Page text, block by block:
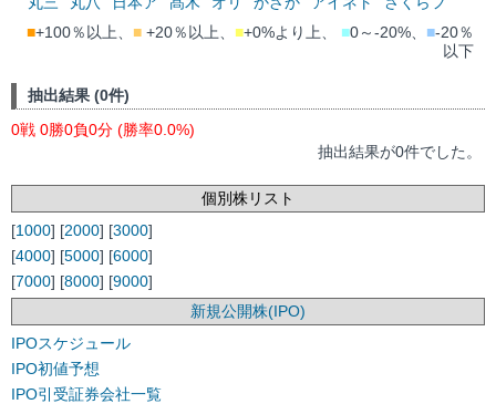
■+100％以上、 ■ +20％以上、 ■+0%より上、 ■0～-20%、 ■-20％
以下
抽出結果 (0件)
0戦 0勝0負0分 (勝率0.0%)
抽出結果が0件でした。
個別株リスト
[1000] [2000] [3000]
[4000] [5000] [6000]
[7000] [8000] [9000]
新規公開株(IPO)
IPOスケジュール
IPO初値予想
IPO引受証券会社一覧